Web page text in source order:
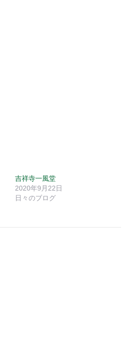
吉祥寺一風堂
2020年9月22日
日々のブログ